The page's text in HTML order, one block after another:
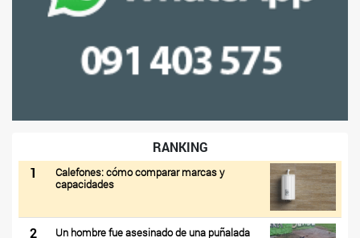
RANKING
1
Calefones: cómo comparar marcas y
capacidades
2
Un hombre fue asesinado de una puñalada